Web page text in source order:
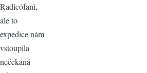
Radicófani,
ale to
expedice nám
vstoupila
nečekaná